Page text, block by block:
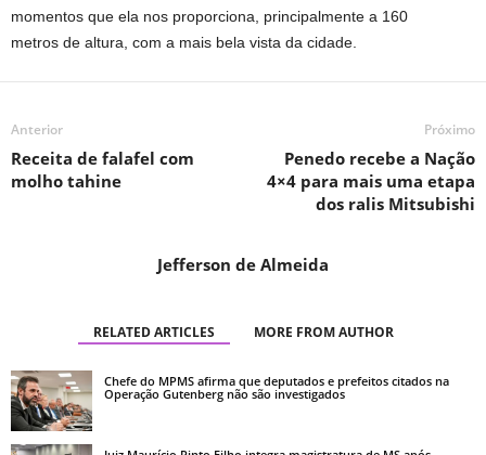
momentos que ela nos proporciona, principalmente a 160
metros de altura, com a mais bela vista da cidade.
Anterior
Receita de falafel com
molho tahine
Próximo
Penedo recebe a Nação
4×4 para mais uma etapa
dos ralis Mitsubishi
Jefferson de Almeida
RELATED ARTICLES MORE FROM AUTHOR
Chefe do MPMS afirma que deputados e prefeitos citados na
Operação Gutenberg não são investigados